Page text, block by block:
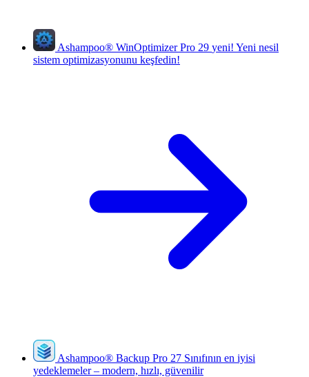
Ashampoo® WinOptimizer Pro 29 yeni! Yeni nesil
sistem optimizasyonunu keşfedin!
Ashampoo® Backup Pro 27 Sınıfının en iyisi
yedeklemeler – modern, hızlı, güvenilir